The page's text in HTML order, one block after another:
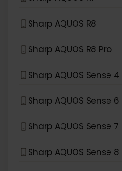
Sharp AQUOS R8
Sharp AQUOS R8 Pro
Sharp AQUOS Sense 4
Sharp AQUOS Sense 6
Sharp AQUOS Sense 7
Sharp AQUOS Sense 8